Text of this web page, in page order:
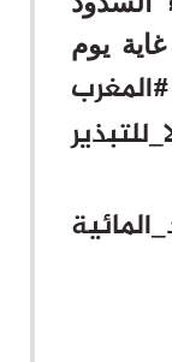
إلى غاية يوم
#المغرب